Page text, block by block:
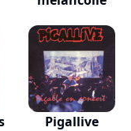
Pigallive